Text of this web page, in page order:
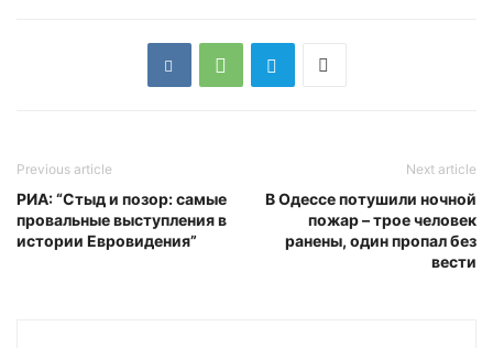
Previous article
РИА: “Стыд и позор: самые
провальные выступления в
истории Евровидения”
Next article
В Одессе потушили ночной
пожар – трое человек
ранены, один пропал без
вести